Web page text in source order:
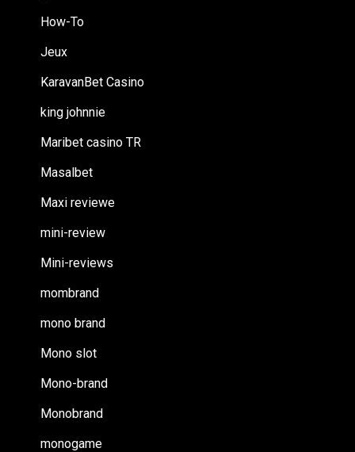
How-To
Jeux
KaravanBet Casino
king johnnie
Maribet casino TR
Masalbet
Maxi reviewe
mini-review
Mini-reviews
mombrand
mono brand
Mono slot
Mono-brand
Monobrand
monogame